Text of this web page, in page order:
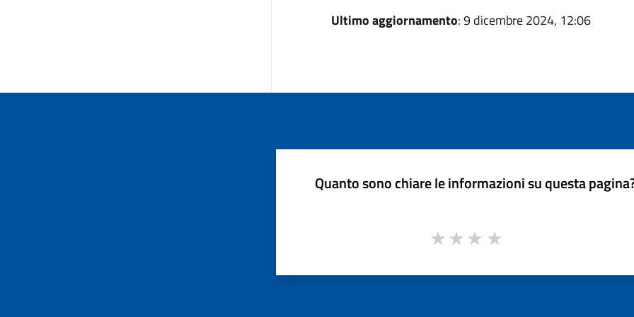
Ultimo aggiornamento: 9 dicembre 2024, 12:06
Quanto sono chiare le informazioni su questa